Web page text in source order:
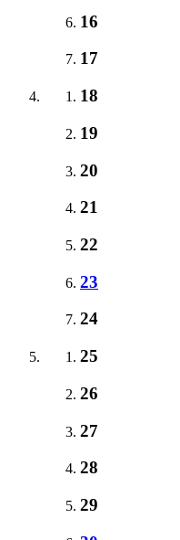
16
17
18
19
20
21
22
23
24
25
26
27
28
29